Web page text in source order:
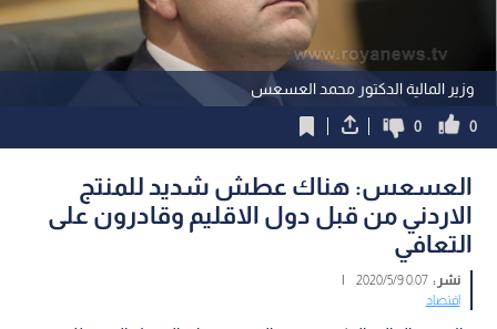
وزير المالية الدكتور محمد العسعس
0
0
العسعس: هناك عطش شديد للمنتج
الاردني من قبل دول الاقليم وقادرون على
التعافي
نشر :0:07 2020/5/9
|
اقتصاد